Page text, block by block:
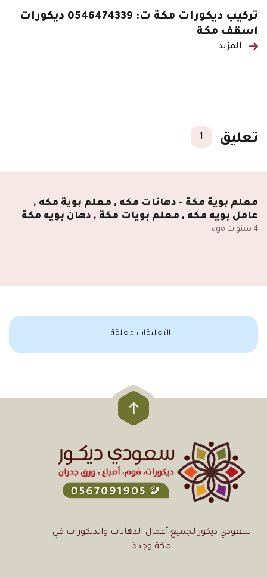
تركيب ديكورات مكة ت: 0546474339 ديكورات
اسقف مكة
المزيد
تعليق 1
معلم بوية مكة - دهانات مكه , معلم بوية مكه ,
عامل بويه مكه , معلم بويات مكة , دهان بويه مكة
4 سنوات ago
التعليقات مغلقة.
سعودي ديكور لجميع أعمال الدهانات والديكورات في
مكة وجدة